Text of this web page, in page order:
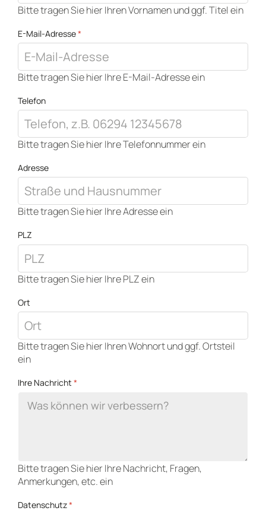
Bitte tragen Sie hier Ihren Vornamen und ggf. Titel ein
E-Mail-Adresse*
Bitte tragen Sie hier Ihre E-Mail-Adresse ein
Telefon
Bitte tragen Sie hier Ihre Telefonnummer ein
Adresse
Bitte tragen Sie hier Ihre Adresse ein
PLZ
Bitte tragen Sie hier Ihre PLZ ein
Ort
Bitte tragen Sie hier Ihren Wohnort und ggf. Ortsteil
ein
Ihre Nachricht *
Bitte tragen Sie hier Ihre Nachricht, Fragen,
Anmerkungen, etc. ein
Datenschutz*